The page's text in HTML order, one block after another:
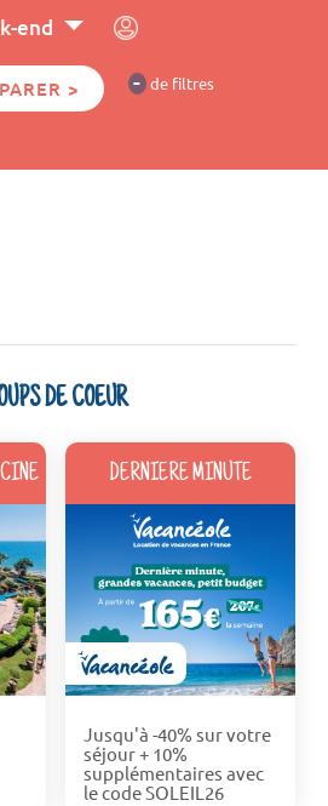
end
> - de filtres
DE COEUR
DERNIERE MINUTE
Jusqu'à -40% sur votre
séjour + 10%
supplémentaires avec
le code SOLEIL26